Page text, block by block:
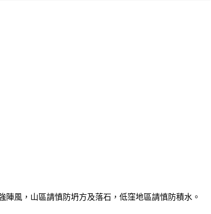
風，山區請慎防坍方及落石，低窪地區請慎防積水。